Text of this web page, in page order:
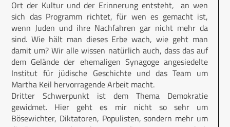
Ort der Kultur und der Erinnerung entsteht, an wen
sich das Programm richtet, für wen es gemacht ist,
wenn Juden und ihre Nachfahren gar nicht mehr da
sind. Wie hält man dieses Erbe wach, wie geht man
damit um? Wir alle wissen natürlich auch, dass das auf
dem Gelände der ehemaligen Synagoge angesiedelte
Institut für jüdische Geschichte und das Team um
Martha Keil hervorragende Arbeit macht.
Dritter Schwerpunkt ist dem Thema Demokratie
gewidmet. Hier geht es mir nicht so sehr um
Bösewichter, Diktatoren, Populisten, sondern mehr um